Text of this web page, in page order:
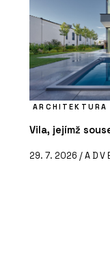
ARCHITEKTURA
Vila, jejímž
29. 7. 2026 /